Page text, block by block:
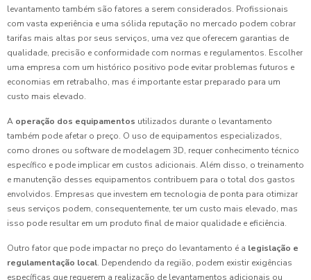
levantamento também são fatores a serem considerados. Profissionais
com vasta experiência e uma sólida reputação no mercado podem cobrar
tarifas mais altas por seus serviços, uma vez que oferecem garantias de
qualidade, precisão e conformidade com normas e regulamentos. Escolher
uma empresa com um histórico positivo pode evitar problemas futuros e
economias em retrabalho, mas é importante estar preparado para um
custo mais elevado.
A operação dos equipamentos utilizados durante o levantamento
também pode afetar o preço. O uso de equipamentos especializados,
como drones ou software de modelagem 3D, requer conhecimento técnico
específico e pode implicar em custos adicionais. Além disso, o treinamento
e manutenção desses equipamentos contribuem para o total dos gastos
envolvidos. Empresas que investem em tecnologia de ponta para otimizar
seus serviços podem, consequentemente, ter um custo mais elevado, mas
isso pode resultar em um produto final de maior qualidade e eficiência.
Outro fator que pode impactar no preço do levantamento é a legislação e
regulamentação local. Dependendo da região, podem existir exigências
específicas que requerem a realização de levantamentos adicionais ou